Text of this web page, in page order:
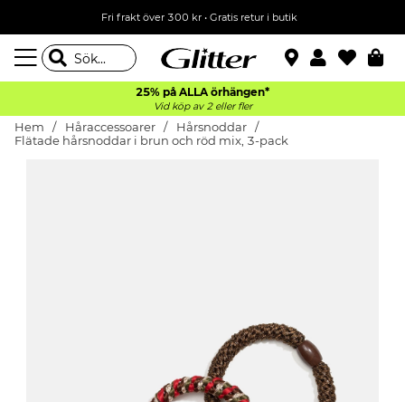
Fri frakt över 300 kr• Gratis retur i butik
25% på ALLA örhängen*
Vid köp av 2 eller fler
Hem Håraccessoarer
Hårsnoddar
Flätade hårsnoddar i brun och röd mix, 3-pack